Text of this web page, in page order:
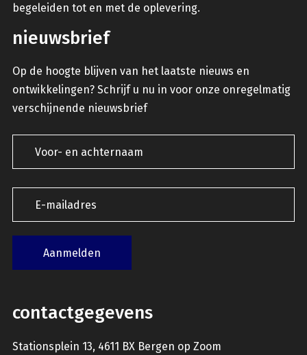
begeleiden tot en met de oplevering.
nieuwsbrief
Op de hoogte blijven van het laatste nieuws en
ontwikkelingen? Schrijf u nu in voor onze onregelmatig
verschijnende nieuwsbrief
contactgegevens
Stationsplein 13, 4611 BX Bergen op Zoom